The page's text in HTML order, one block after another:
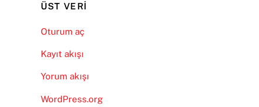
ÜST VERI
Oturum aç
Kayıt akışı
Yorum akışı
WordPress.org